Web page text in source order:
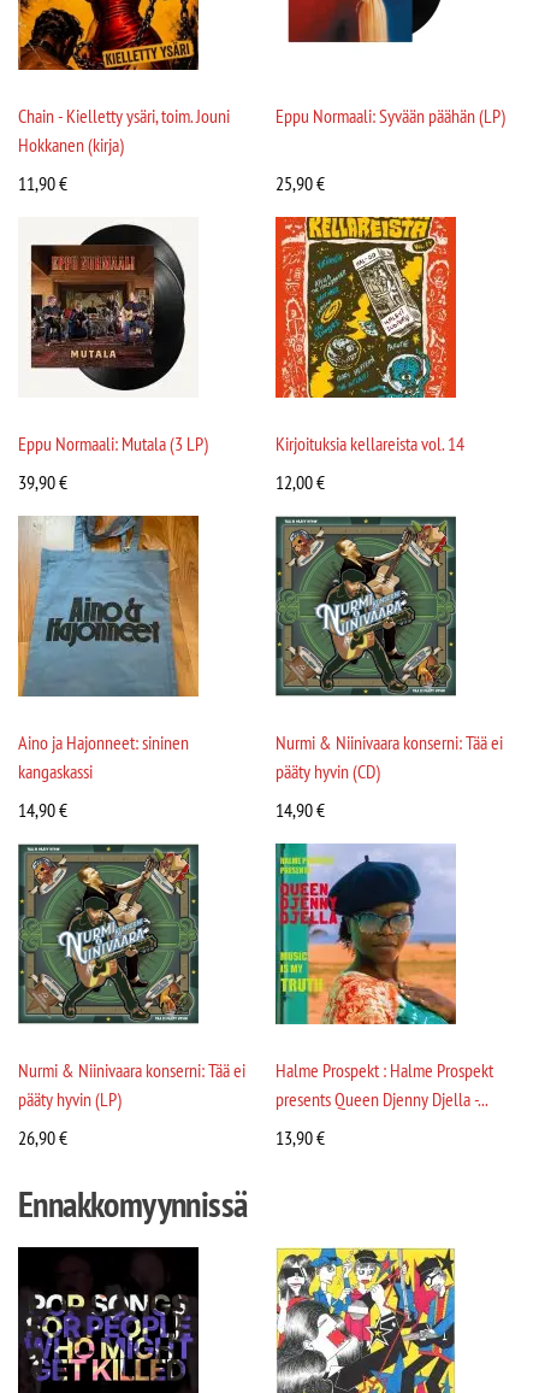
Chain - Kielletty ysäri, toim. Jouni
Hokkanen (kirja)
11,90€
Eppu Normaali: Syvään päähän (LP)
25,90€
Eppu Normaali: Mutala (3 LP)
39,90€
Kirjoituksia kellareista vol. 14
12,00€
Aino ja Hajonneet: sininen
kangaskassi
14,90€
Nurmi & Niinivaara konserni: Tää ei
pääty hyvin (CD)
14,90€
Nurmi & Niinivaara konserni: Tää ei
pääty hyvin (LP)
26,90€
Halme Prospekt : Halme Prospekt
presents Queen Djenny Djella -...
13,90€
Ennakkomyynnissä